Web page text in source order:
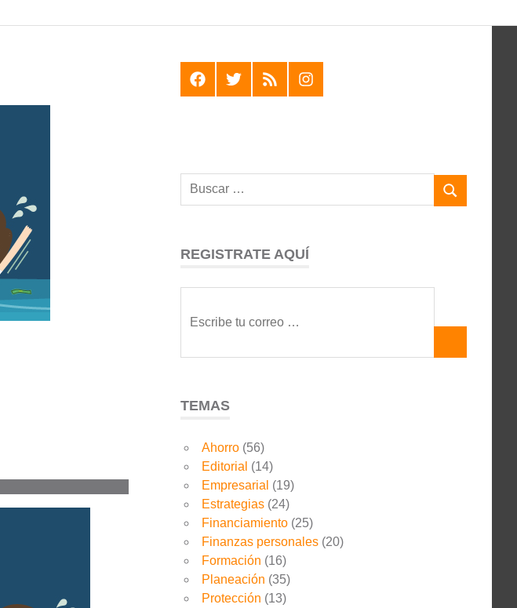
F T R I
REGISTRATE AQUÍ
TEMAS
Ahorro (56)
Editorial (14)
Empresarial (19)
Estrategias (24)
Financiamiento (25)
Finanzas personales (20)
Formación (16)
Planeación (35)
Protección (13)